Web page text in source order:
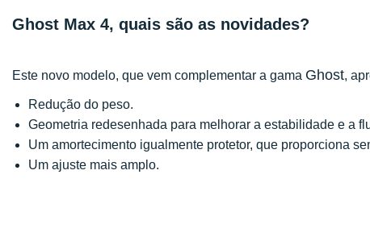
Ghost Max 4, quais são as novidades?
Este novo modelo, que vem complementar a gama Ghost,
Redução do peso.
Geometria redesenhada para melhorar a estabilidade e a
Um amortecimento igualmente protetor, que proporciona
Um ajuste mais amplo.